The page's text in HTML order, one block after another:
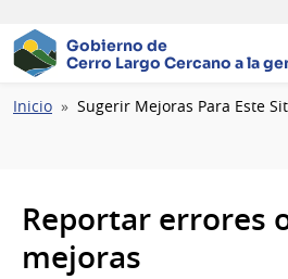
Gobierno de
Cerro Largo Cercano a la
Ruta
Inicio Sugerir Mejoras Para Este
Reportar errores
mejoras